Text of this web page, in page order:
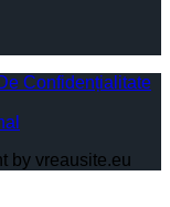
Confidențialitate
by vreausite.eu